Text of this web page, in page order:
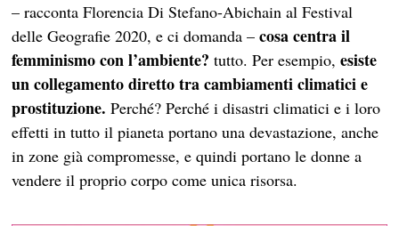
– racconta Florencia Di Stefano-Abichain al Festival
delle Geografie 2020, e ci domanda –cosa centra il
femminismo con l’ambiente?tutto. Per esempio, esiste
un collegamento diretto tra cambiamenti climatici e
prostituzione. Perché? Perché i disastri climatici e i loro
effetti in tutto il pianeta portano una devastazione, anche
in zone già compromesse, e quindi portano le donne a
vendere il proprio corpo come unica risorsa.